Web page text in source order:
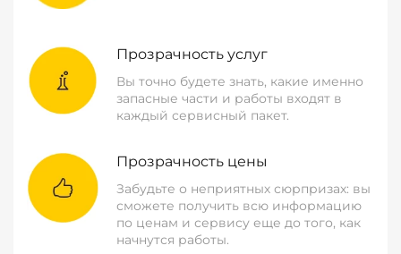
Прозрачность услуг
Вы точно будете знать, какие именно
запасные части и работы входят в
каждый сервисный пакет.
Прозрачность цены
Забудьте о неприятных сюрпризах: вы
сможете получить всю информацию
по ценам и сервису еще до того, как
начнутся работы.